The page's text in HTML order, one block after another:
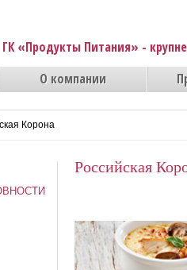
ГК «Продукты Питания» -
О компании
Корона
Российская